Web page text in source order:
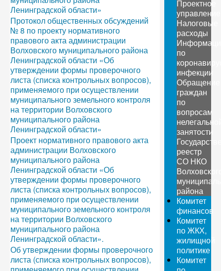
Ленинградской области»
Протокол общественных обсуждений
№ 8 по проекту нормативного
правового акта администрации
Волховского муниципального района
Ленинградской области «Об
утверждении формы проверочного
листа (списка контрольных вопросов),
применяемого при осуществлении
муниципального земельного контроля
на территории Волховского
муниципального района
Ленинградской области»
Проект нормативного правового акта
администрации Волховского
муниципального района
Ленинградской области «Об
утверждении формы проверочного
листа (списка контрольных вопросов),
применяемого при осуществлении
муниципального земельного контроля
на территории Волховского
муниципального района
Ленинградской области».
Об утверждении формы проверочного
листа (списка контрольных вопросов),
Проектное
управление
Налоговые
расходы
по
инфекции
Обращение
граждан
по
вопросам
занятости
реестр
СО НКО
района
Комитет
финансов
Комитет
по ЖКХ,
жилищной
политике
Комитет